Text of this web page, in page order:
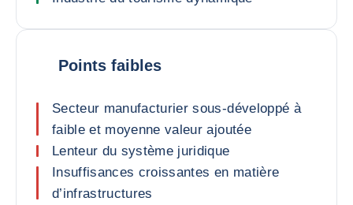
Points faibles
Secteur manufacturier sous-développé à
faible et moyenne valeur ajoutée
Lenteur du système juridique
Insuffisances croissantes en matière
d’infrastructures